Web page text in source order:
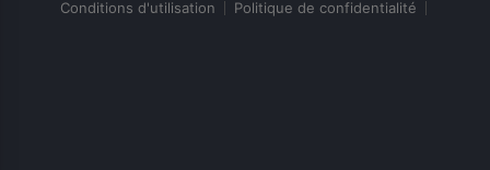
Conditions d'utilisation Politique de confidentialité